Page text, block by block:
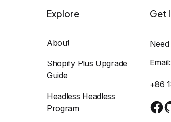
Explore
About
Shopify Plus Upgrade
Guide
Headless Headless
Program
Get
+86